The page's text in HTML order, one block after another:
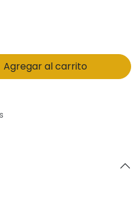
Agregar al carrito